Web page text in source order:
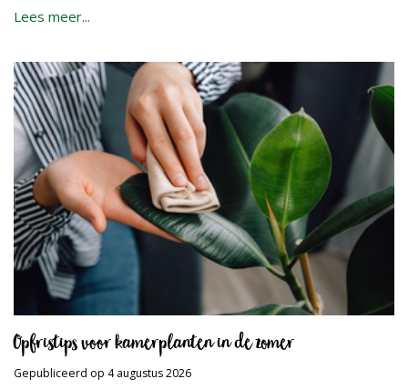
Lees meer...
Opfristips voor kamerplanten in de zomer
Gepubliceerd op 4 augustus 2026